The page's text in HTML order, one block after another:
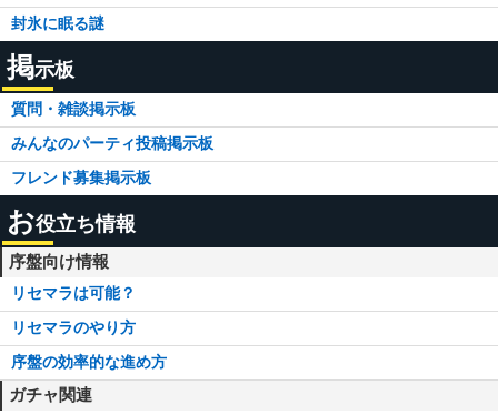
封氷に眠る謎
掲示板
質問・雑談掲示板
みんなのパーティ投稿掲示板
フレンド募集掲示板
お役立ち情報
序盤向け情報
リセマラは可能？
リセマラのやり方
序盤の効率的な進め方
ガチャ関連